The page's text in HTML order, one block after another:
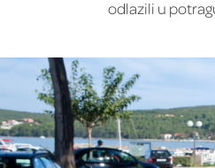
odlazili u